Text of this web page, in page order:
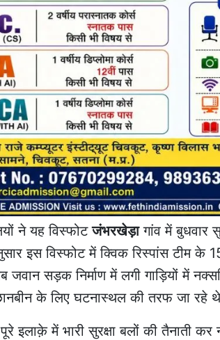
ने यह विस्फोटजंभरखेड़ागांव में बुधवार
इस विस्फोट में क्विक रिस्पांस टीम के
जवान सड़क निर्माण में लगी गाड़ियों में
के लिए घटनास्थल की तरफ जा रहे
इलाक़े में भारी सुरक्षा बलों की तैनाती कर